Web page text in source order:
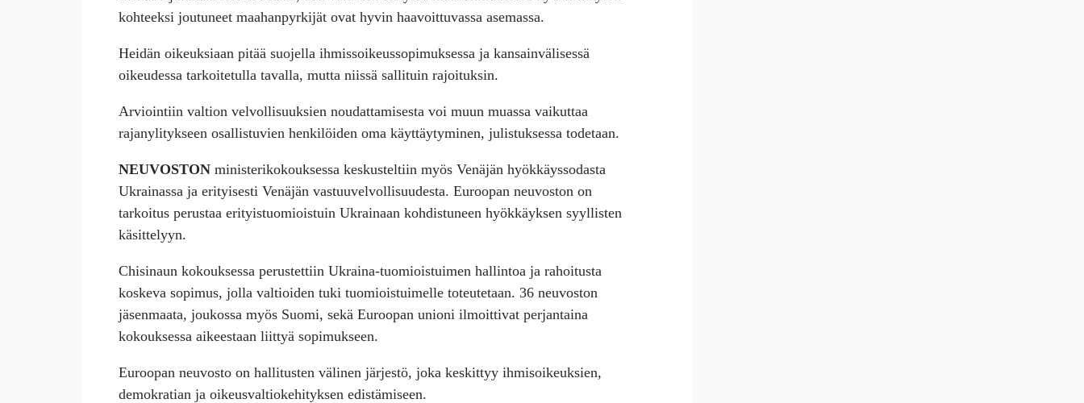
kohteeksi joutuneet maahanpyrkijät ovat hyvin haavoittuvassa asemassa.
Heidän oikeuksiaan pitää suojella ihmissoikeussopimuksessa ja kansainvälisessä
oikeudessa tarkoitetulla tavalla, mutta niissä sallituin rajoituksin.
Arviointiin valtion velvollisuuksien noudattamisesta voi muun muassa vaikuttaa
rajanylitykseen osallistuvien henkilöiden oma käyttäytyminen, julistuksessa todetaan.
NEUVOSTON ministerikokouksessa keskusteltiin myös Venäjän hyökkäyssodasta
Ukrainassa ja erityisesti Venäjän vastuuvelvollisuudesta. Euroopan neuvoston on
tarkoitus perustaa erityistuomioistuin Ukrainaan kohdistuneen hyökkäyksen syyllisten
käsittelyyn.
Chisinaun kokouksessa perustettiin Ukraina-tuomioistuimen hallintoa ja rahoitusta
koskeva sopimus, jolla valtioiden tuki tuomioistuimelle toteutetaan. 36 neuvoston
jäsenmaata, joukossa myös Suomi, sekä Euroopan unioni ilmoittivat perjantaina
kokouksessa aikeestaan liittyä sopimukseen.
Euroopan neuvosto on hallitusten välinen järjestö, joka keskittyy ihmisoikeuksien,
demokratian ja oikeusvaltiokehityksen edistämiseen.